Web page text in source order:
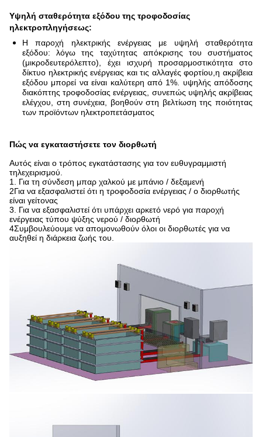
Υψηλή σταθερότητα εξόδου της τροφοδοσίας
ηλεκτροπληγήσεως:
Η παροχή ηλεκτρικής ενέργειας με υψηλή σταθερότητα
εξόδου: λόγω της ταχύτητας απόκρισης του συστήματος
(μικροδευτερόλεπτο), έχει ισχυρή προσαρμοστικότητα στο
δίκτυο ηλεκτρικής ενέργειας και τις αλλαγές φορτίου,η ακρίβεια
εξόδου μπορεί να είναι καλύτερη από 1%. υψηλής απόδοσης
διακόπτης τροφοδοσίας ενέργειας, συνεπώς υψηλής ακρίβειας
ελέγχου, στη συνέχεια, βοηθούν στη βελτίωση της ποιότητας
των προϊόντων ηλεκτροπετάσματος
Πώς να εγκαταστήσετε τον διορθωτή
Αυτός είναι ο τρόπος εγκατάστασης για τον ευθυγραμμιστή
τηλεχειρισμού.
1. Για τη σύνδεση μπαρ χαλκού με μπάνιο / δεξαμενή
2Για να εξασφαλιστεί ότι η τροφοδοσία ενέργειας / ο διορθωτής
είναι γείτονας
3. Για να εξασφαλιστεί ότι υπάρχει αρκετό νερό για παροχή
ενέργειας τύπου ψύξης νερού / διορθωτή
4Συμβουλεύουμε να απομονωθούν όλοι οι διορθωτές για να
αυξηθεί η διάρκεια ζωής του.